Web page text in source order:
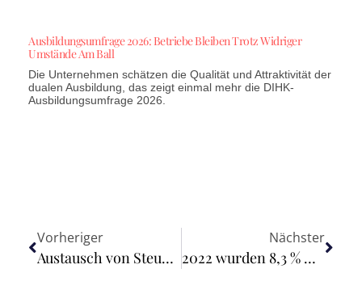
Ausbildungsumfrage 2026: Betriebe Bleiben Trotz Widriger
Umstände Am Ball
Die Unternehmen schätzen die Qualität und Attraktivität der
dualen Ausbildung, das zeigt einmal mehr die DIHK-
Ausbildungsumfrage 2026.
Vorheriger
Austausch von Steuerberichten mit den USA beschlossen
Nächster
2022 wurden 8,3 % weniger Zigaretten versteuert als im Vorjahr